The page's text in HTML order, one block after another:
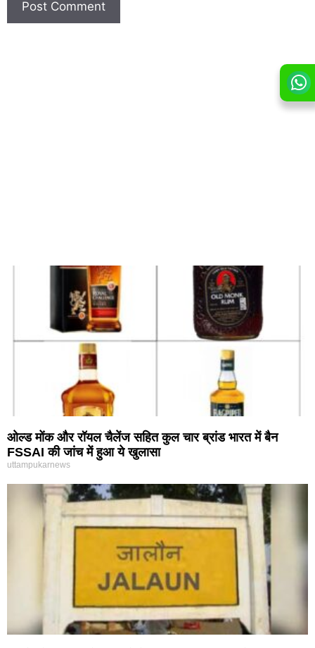
ओल्ड मोंक और रॉयल चैलेंज सहित कुल चार ब्रांड भारत में बैन
FSSAI की जांच में हुआ ये खुलासा
uttampukarnews